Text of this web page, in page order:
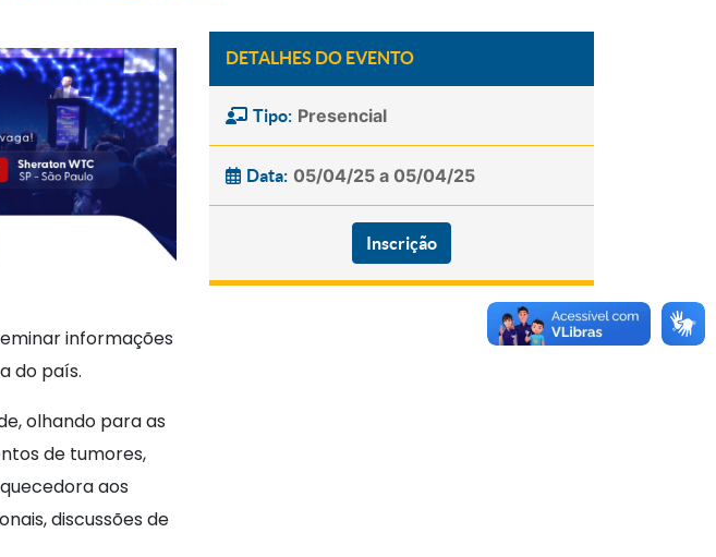
informações
do país.
olhando para as
de tumores,
aos
discussões de
DETALHES DO EVENTO
Tipo: Presencial
Data: 05/04/25 a 05/04/25
Inscrição